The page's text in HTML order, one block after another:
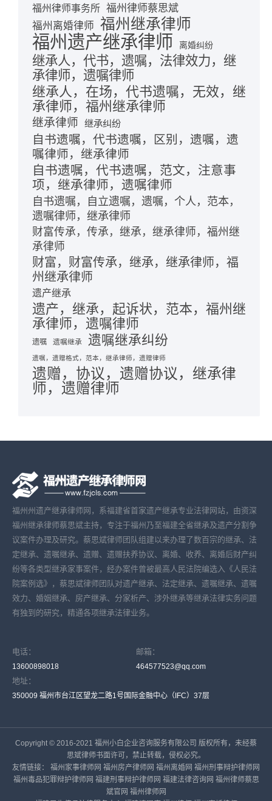
福州律师事务所 福州律师蔡思斌
福州离婚律师 福州继承律师
福州遗产继承律师 离婚纠纷
继承人，代书，遗嘱，法律效力，继
承律师，遗嘱律师
继承人，在场，代书遗嘱，无效，继
承律师，福州继承律师
继承律师 继承纠纷
自书遗嘱，代书遗嘱，区别，遗嘱，遗
嘱律师，继承律师
自书遗嘱，代书遗嘱，范文，注意事
项，继承律师，遗嘱律师
自书遗嘱，自立遗嘱，遗嘱，个人，范本，
遗嘱律师，继承律师
财富传承，传承，继承，继承律师，福州继
承律师
财富，财富传承，继承，继承律师，福
州继承律师
遗产继承
遗产，继承，起诉状，范本，福州继
承律师，遗嘱律师
遗嘱 遗嘱继承 遗嘱继承纠纷
遗嘱，遗赠格式，范本，继承律师，遗赠律师
遗赠，协议，遗赠协议，继承律
师，遗赠律师
福州州遗产继承律师网，系福建省首家遗产继承专业法律网站，由资深
福州继承律师蔡思斌主持，专注于福州乃至福建全省继承及遗产分割争
议案件办理及研究。蔡思斌律师团队组建以来办理了数百宗的继承、法
定继承、遗嘱继承、遗赠、遗赠扶养协议、离婚、收养、离婚后财产纠
纷等各类型继承家事案件，经办案件曾被最高人民法院编选入《人民法
院案例选》，蔡思斌律师团队对遗产继承、法定继承、遗嘱继承、遗嘱
效力、婚姻继承、房产继承、分家析产、涉外继承等继承法律实务问题
有独到的研究，精通各项继承法律业务。
电话：
13600898018
邮箱：
464577523@qq.com
地址：
350009 福州市台江区望龙二路1号国际金融中心（IFC）37层
Copyright © 2016-2021 福州小白企业咨询服务有限公司 版权所有，未经蔡
思斌律师书面许可，禁止转载，侵权必究。
友情链接： 福州家事律师网 福州房产律师网 福州离婚网 福州刑事辩护律师网
福州毒品犯罪辩护律师网 福建刑事辩护律师网 福建法律咨询网 福州律师蔡思
斌官网 福州律师网